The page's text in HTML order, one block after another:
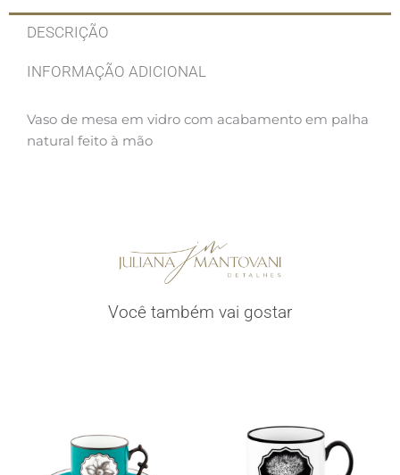
DESCRIÇÃO
INFORMAÇÃO ADICIONAL
Vaso de mesa em vidro com acabamento em palha
natural feito à mão
Você também vai gostar